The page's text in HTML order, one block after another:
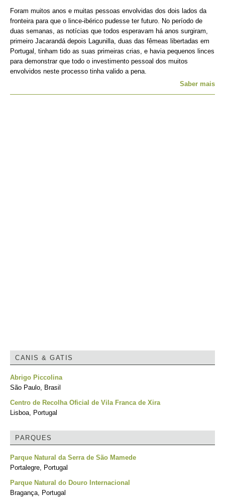
Foram muitos anos e muitas pessoas envolvidas dos dois lados da
fronteira para que o lince-ibérico pudesse ter futuro. No período de
duas semanas, as notícias que todos esperavam há anos surgiram,
primeiro Jacarandá depois Lagunilla, duas das fêmeas libertadas em
Portugal, tinham tido as suas primeiras crias, e havia pequenos linces
para demonstrar que todo o investimento pessoal dos muitos
envolvidos neste processo tinha valido a pena.
Saber mais
CANIS & GATIS
Abrigo Piccolina
São Paulo, Brasil
Centro de Recolha Oficial de Vila Franca de Xira
Lisboa, Portugal
PARQUES
Parque Natural da Serra de São Mamede
Portalegre, Portugal
Parque Natural do Douro Internacional
Bragança, Portugal